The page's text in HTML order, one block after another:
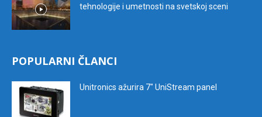
tehnologije i umetnosti na svetskoj sceni
POPULARNI ČLANCI
Unitronics ažurira 7″ UniStream panel